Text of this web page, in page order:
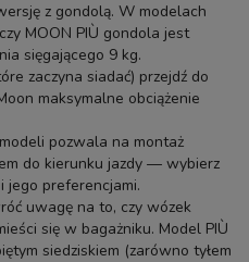
z gondolą. W modelach
MOON PIÙ gondola jest
sięgającego 9 kg.
zaczyna siadać) przejdź do
maksymalne obciążenie
pozwala na montaż
do kierunku jazdy — wybierz
jego preferencjami.
uwagę na to, czy wózek
się w bagażniku. Model PIÙ
siedziskiem (zarówno tyłem